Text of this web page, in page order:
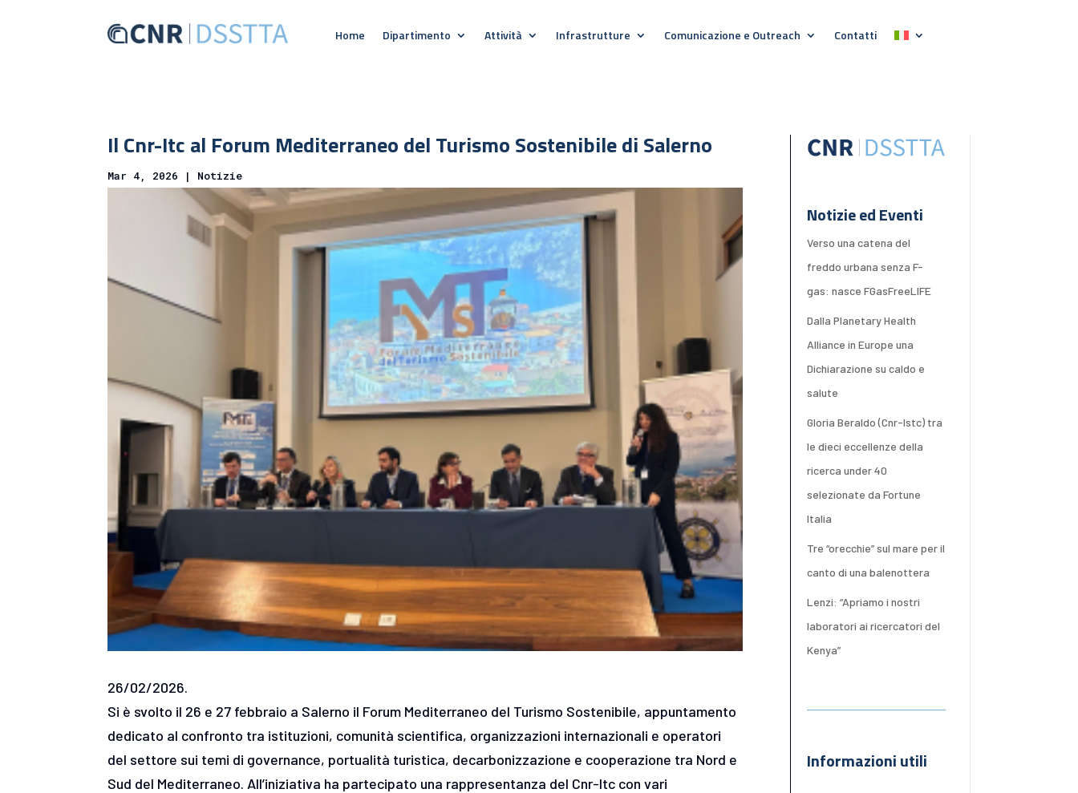
Home Dipartimento Attività Infrastrutture Comunicazione e Outreach Contatti
Il Cnr-Itc al Forum Mediterraneo del Turismo Sostenibile di Salerno
Mar 4, 2026 | Notizie
26/02/2026.
Si è svolto il 26 e 27 febbraio a Salerno il Forum Mediterraneo del Turismo Sostenibile, appuntamento
dedicato al confronto tra istituzioni, comunità scientifica, organizzazioni internazionali e operatori
del settore sui temi di governance, portualità turistica, decarbonizzazione e cooperazione tra Nord e
Sud del Mediterraneo. All’iniziativa ha partecipato una rappresentanza del Cnr-Itc con vari
Notizie ed Eventi
Verso una catena del
freddo urbana senza F-
gas: nasce FGasFreeLIFE
Dalla Planetary Health
Alliance in Europe una
Dichiarazione su caldo e
salute
Gloria Beraldo (Cnr-Istc) tra
le dieci eccellenze della
ricerca under 40
selezionate da Fortune
Italia
Tre “orecchie” sul mare per il
canto di una balenottera
Lenzi: “Apriamo i nostri
laboratori ai ricercatori del
Kenya”
Informazioni utili